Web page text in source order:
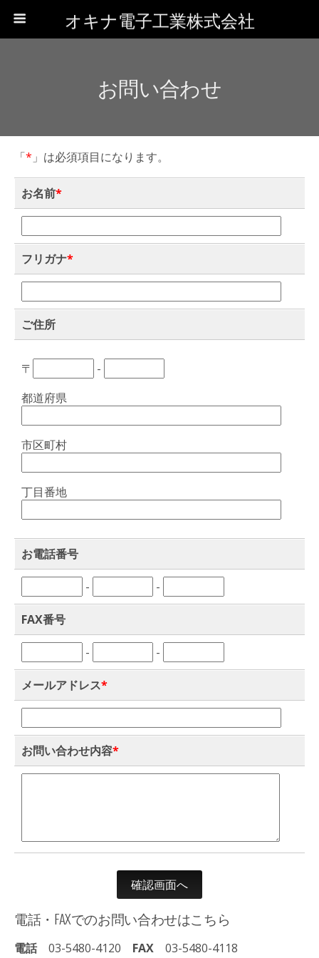
オキナ電子工業株式会社
お問い合わせ
「* 」は必須項目になります。
お名前*
フリガナ*
ご住所
〒
-
都道府県
市区町村
丁目番地
お電話番号
- -
FAX番号
- -
メールアドレス*
お問い合わせ内容*
電話・FAXでのお問い合わせはこちら
電話 03-5480-4120 FAX 03-5480-4118